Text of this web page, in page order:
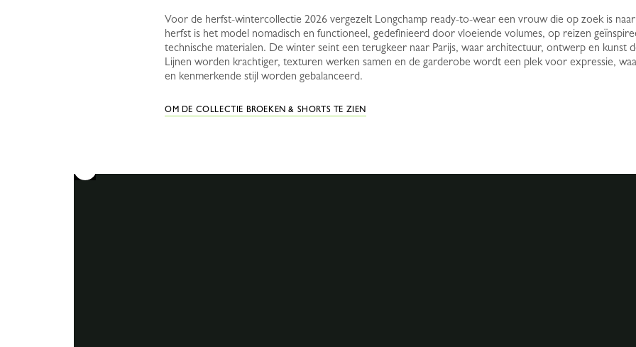
Voor de herfst-wintercollectie 2026 vergezelt Longchamp ready-to-wear een vrouw die op zoek is
herfst is het model nomadisch en functioneel, gedefinieerd door vloeiende volumes, op reizen
technische materialen. De winter seint een terugkeer naar Parijs, waar architectuur, ontwerp en kunst
Lijnen worden krachtiger, texturen werken samen en de garderobe wordt een plek voor expressie,
en kenmerkende stijl worden gebalanceerd.
OM DE COLLECTIE BROEKEN & SHORTS TE ZIEN